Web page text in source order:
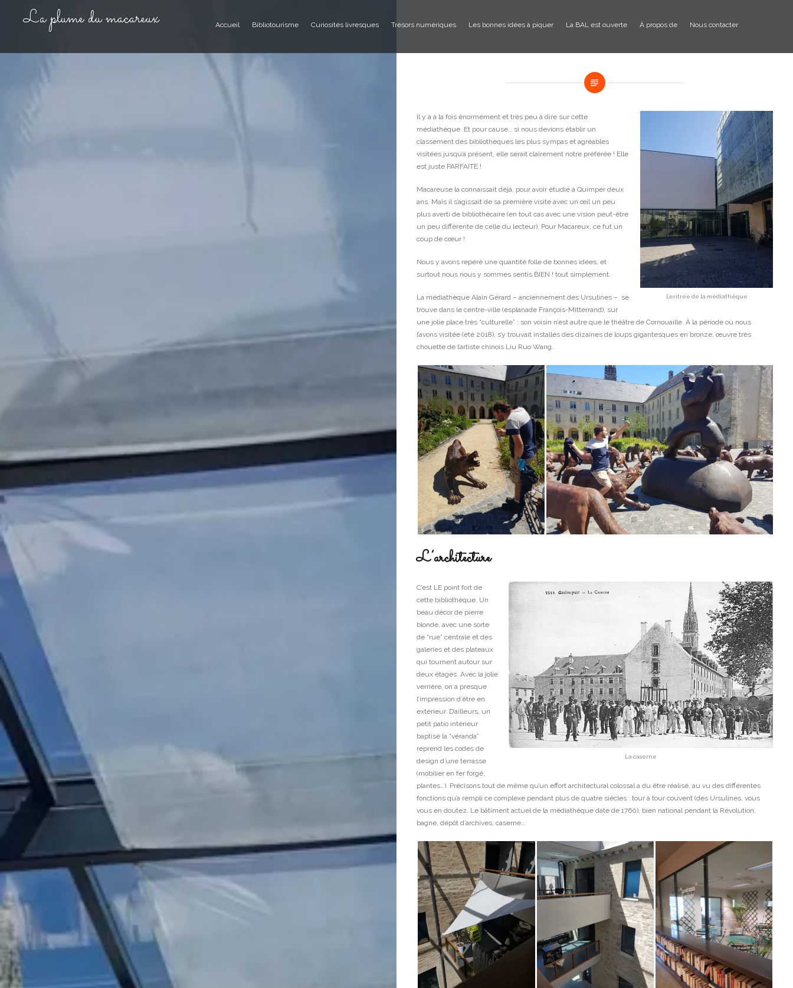
La plume du macareux Accueil Bibliotourisme Curiosités livresques Trésors numériques Les bonnes idées à piquer La BAL est ouverte À propos de Nous contacter
L’entrée de la médiathèque
Il y a à la fois énormément et très peu à dire sur cette
médiathèque. Et pour cause… si nous devions établir un
classement des bibliothèques les plus sympas et agréables
visitées jusqu’à présent, elle serait clairement notre préférée ! Elle
est juste PARFAITE !
Macareuse la connaissait déjà, pour avoir étudié à Quimper deux
ans. Mais il s’agissait de sa première visite avec un œil un peu
plus averti de bibliothécaire (en tout cas avec une vision peut-être
un peu différente de celle du lecteur). Pour Macareux, ce fut un
coup de cœur !
Nous y avons repéré une quantité folle de bonnes idées, et
surtout nous nous y sommes sentis BIEN ! tout simplement.
La médiathèque Alain Gérard – anciennement des Ursulines – se
trouve dans le centre-ville (esplanade François-Mitterrand), sur
une jolie place très “culturelle” : son voisin n’est autre que le théâtre de Cornouaille. À la période où nous
l’avons visitée (été 2018), s’y trouvait installés des dizaines de loups gigantesques en bronze, œuvre très
chouette de l’artiste chinois Liu Ruo Wang.
L’architecture
La caserne
C’est LE point fort de
cette bibliothèque. Un
beau décor de pierre
blonde, avec une sorte
de “rue” centrale et des
galeries et des plateaux
qui tournent autour sur
deux étages. Avec la jolie
verrière, on a presque
l’impression d’être en
extérieur. D’ailleurs, un
petit patio intérieur
baptisé la “véranda”
reprend les codes de
design d’une terrasse
(mobilier en fer forgé,
plantes…). Précisons tout de même qu’un effort architectural colossal a du être réalisé, au vu des différentes
fonctions qu’a rempli ce complexe pendant plus de quatre siècles : tour à tour couvent (des Ursulines, vous
vous en doutez. Le bâtiment actuel de la médiathèque date de 1760), bien national pendant la Révolution,
bagne, dépôt d’archives, caserne…